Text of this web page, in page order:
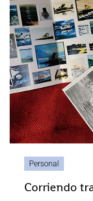
Personal
Corriendo